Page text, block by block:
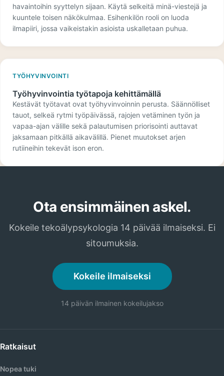
havaintoihin syyttelyn sijaan. Käytä selkeitä minä-viestejä ja
kuuntele toisen näkökulmaa. Esihenkilön rooli on luoda
ilmapiiri, jossa vaikeistakin asioista uskalletaan puhua.
TYÖHYVINVOINTI
Työhyvinvointia työtapoja kehittämällä
Kestävät työtavat ovat työhyvinvoinnin perusta. Säännölliset
tauot, selkeä rytmi työpäivässä, rajojen vetäminen työn ja
vapaa-ajan välille sekä palautumisen priorisointi auttavat
jaksamaan pitkällä aikavälillä. Pienet muutokset arjen
rutiineihin tekevät ison eron.
Ota ensimmäinen askel.
Kokeile tekoälypsykologia 14 päivää ilmaiseksi. Ei
sitoumuksia.
Kokeile ilmaiseksi
14 päivän ilmainen kokeilujakso
Ratkaisut
Nopea tuki